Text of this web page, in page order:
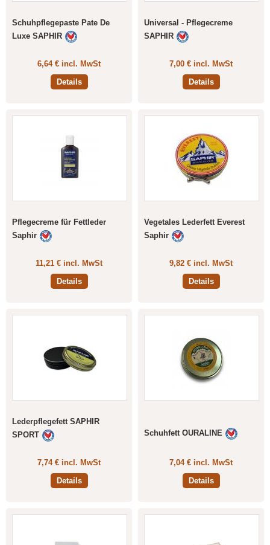
Schuhpflegepaste Pate De
Luxe SAPHIR
6,64 € incl. MwSt
Details
Universal - Pflegecreme
SAPHIR
7,00 € incl. MwSt
Details
Pflegecreme für Fettleder
Saphir
11,21 € incl. MwSt
Details
Vegetales Lederfett Everest
Saphir
9,82 € incl. MwSt
Details
Lederpflegefett SAPHIR
SPORT
7,74 € incl. MwSt
Details
Schuhfett OURALINE
7,04 € incl. MwSt
Details